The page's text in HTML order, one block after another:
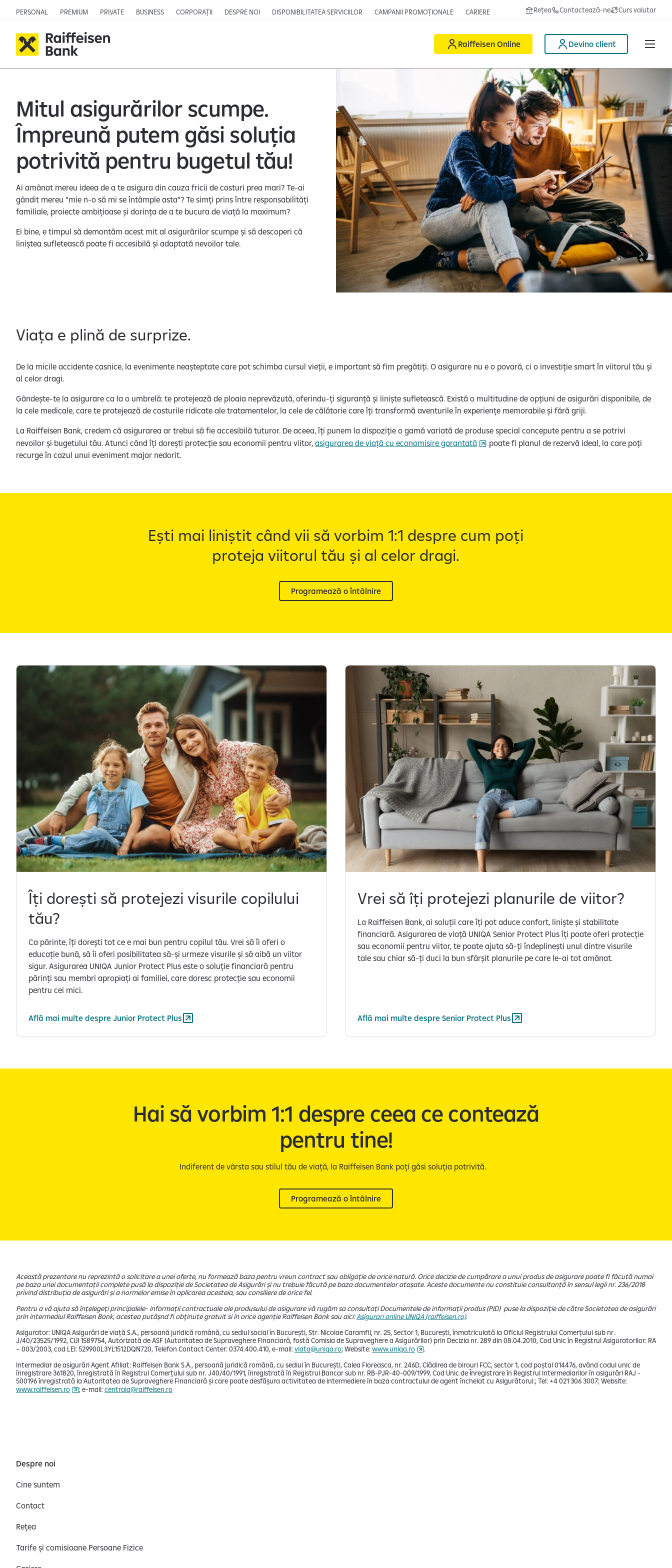
PERSONAL PREMIUM PRIVATE BUSINESS CORPORAȚII DESPRE NOI DISPONIBILITATEA SERVICIILOR CAMPANII PROMOȚIONALE CARIERE Rețea Contactează-ne Curs valutar
Raiffeisen Online Devino client
Mitul asigurărilor scumpe.
Împreună putem găsi soluția
potrivită pentru bugetul tău!
Ai amânat mereu ideea de a te asigura din cauza fricii de costuri prea mari? Te-ai
gândit mereu “mie n-o să mi se întâmple asta”? Te simți prins între responsabilități
familiale, proiecte ambițioase și dorința de a te bucura de viață la maximum?
Ei bine, e timpul să demontăm acest mit al asigurărilor scumpe și să descoperi că
liniștea sufletească poate fi accesibilă și adaptată nevoilor tale.
Viața e plină de surprize.
De la micile accidente casnice, la evenimente neașteptate care pot schimba cursul vieții, e important să fim pregătiți. O asigurare nu e o povară, ci o investiție smart în viitorul tău și
al celor dragi.
Gândește-te la asigurare ca la o umbrelă: te protejează de ploaia neprevăzută, oferindu-ți siguranță și liniște sufletească. Există o multitudine de opțiuni de asigurări disponibile, de
la cele medicale, care te protejează de costurile ridicate ale tratamentelor, la cele de călătorie care îți transformă aventurile în experiențe memorabile și fără griji.
La Raiffeisen Bank, credem că asigurarea ar trebui să fie accesibilă tuturor. De aceea, îți punem la dispoziție o gamă variată de produse special concepute pentru a se potrivi
nevoilor și bugetului tău. Atunci când îți dorești protecție sau economii pentru viitor, asigurarea de viață cu economisire garantată
poate fi planul de rezervă ideal, la care poți
recurge în cazul unui eveniment major nedorit.
Ești mai liniștit când vii să vorbim 1:1 despre cum poți
proteja viitorul tău și al celor dragi.
Programează o întâlnire
Îți dorești să protejezi visurile copilului
tău?
Ca părinte, îți dorești tot ce e mai bun pentru copilul tău. Vrei să îi oferi o
educație bună, să îi oferi posibilitatea să-și urmeze visurile și să aibă un viitor
sigur. Asigurarea UNIQA Junior Protect Plus este o soluție financiară pentru
părinți sau membri apropiați ai familiei, care doresc protecție sau economii
pentru cei mici.
Află mai multe despre Junior Protect Plus
Vrei să îți protejezi planurile de viitor?
La Raiffeisen Bank, ai soluții care îți pot aduce confort, liniște și stabilitate
financiară. Asigurarea de viață UNIQA Senior Protect Plus îți poate oferi protecție
sau economii pentru viitor, te poate ajuta să-ți îndeplinești unul dintre visurile
tale sau chiar să-ți duci la bun sfârșit planurile pe care le-ai tot amânat.
Află mai multe despre Senior Protect Plus
Hai să vorbim 1:1 despre ceea ce contează
pentru tine!
Indiferent de vârsta sau stilul tău de viață, la Raiffeisen Bank poți găsi soluția potrivită.
Programează o întâlnire
Această prezentare nu reprezintă o solicitare a unei oferte, nu formează baza pentru vreun contract sau obligație de orice natură. Orice decizie de cumpărare a unui produs de asigurare poate fi făcută numai
pe baza unei documentații complete pusă la dispoziție de Societatea de Asigurări și nu trebuie făcută pe baza documentelor atașate. Aceste documente nu constituie consultanță în sensul legii nr. 236/2018
privind distribuția de asigurări și a normelor emise în aplicarea acesteia, sau consiliere de orice fel.
Pentru a vă ajuta să înțelegeți principalele- informații contractuale ale produsului de asigurare vă rugăm sa consultați Documentele de informații produs (PID) puse la dispoziție de către Societatea de asigurări
prin intermediul Raiffeisen Bank, acestea putâșnd fi obţinute gratuit si în orice agenție Raiffeisen Bank sau aici:Asigurari online UNIQA (raiffeisen.ro).
Asigurator: UNIQA Asigurări de viață S.A., persoană juridică română, cu sediul social în București, Str. Nicolae Caramfil, nr. 25, Sector 1, București, înmatriculată la Oficiul Registrului Comerțului sub nr.
J/40/23525/1992, CUI 1589754, Autorizată de ASF (Autoritatea de Supraveghere Financiară, fostă Comisia de Supraveghere a Asigurărilor) prin Decizia nr. 289 din 08.04.2010, Cod Unic în Registrul Asiguratorilor: RA
– 003/2003, cod LEI: 529900L3YL1512DQN720, Telefon Contact Center: 0374.400.410, e-mail:viata@uniqa.ro; Website:www.uniqa.ro
.
Intermediar de asigurări Agent Afiliat: Raiffeisen Bank S.A., persoană juridică română, cu sediul în București, Calea Floreasca, nr. 246D, Clădirea de birouri FCC, sector 1, cod poștal 014476, având codul unic de
înregistrare 361820, înregistrată în Registrul Comerțului sub nr. J40/40/1991, înregistrată în Registrul Bancar sub nr. RB-PJR-40-009/1999, Cod Unic de Înregistrare în Registrul Intermediarilor în asigurări RAJ -
500196 înregistrată la Autoritatea de Supraveghere Financiară și care poate desfășura activitatea de intermediere în baza contractului de agent încheiat cu Asigurătorul.; Tel: +4 021 306 3007; Website:
www.raiffeisen.ro
; e-mail:centrala@raiffeisen.ro
Despre noi
Cine suntem
Contact
Rețea
Tarife și comisioane Persoane Fizice